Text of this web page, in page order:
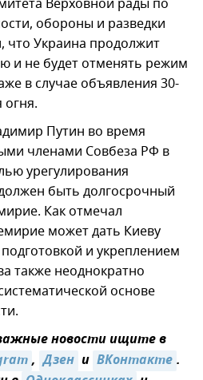
Верховной рады по
обороны и разведки
что Украина продолжит
и не будет отменять режим
в случае объявления 30-
Путин во время
членами Совбеза РФ в
урегулирования
быть долгосрочный
Как отмечал
может дать Киеву
и укреплением
также неоднократно
основе
новости ищите в
, Дзен и ВКонтакте.